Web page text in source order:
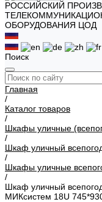
РОССИЙСКИЙ
ОБОРУДОВАНИЯ ЦОД
Поиск
Главная
/
Каталог товаров
/
Шкафы уличные
/
Шкаф уличный
/
Шкафы уличные
/
Шкаф уличный
МИКсистем 18U